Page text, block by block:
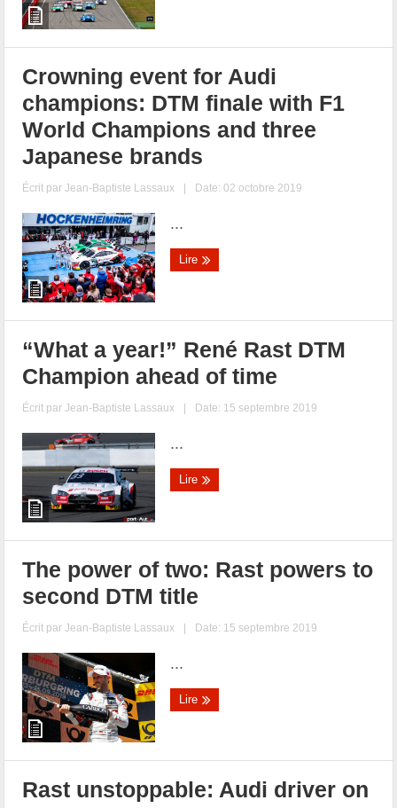
Crowning event for Audi
champions: DTM finale with F1
World Champions and three
Japanese brands
Écrit parJean-Baptiste Lassaux | Date: 02 octobre 2019
...
Lire
“What a year!” René Rast DTM
Champion ahead of time
Écrit parJean-Baptiste Lassaux | Date: 15 septembre 2019
...
Lire
The power of two: Rast powers to
second DTM title
Écrit parJean-Baptiste Lassaux | Date: 15 septembre 2019
...
Lire
Rast unstoppable: Audi driver on